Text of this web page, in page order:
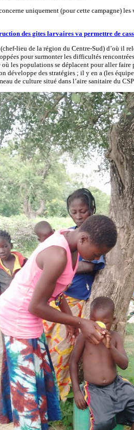
uniquement (pour cette campagne)
des gites larvaires va permettre de
lieu de la région du Centre-Sud) d’où il
pour surmonter les difficultés
les populations se déplacent pour aller
développe des stratégies ; il y en a (les
de culture situé dans l’aire sanitaire du